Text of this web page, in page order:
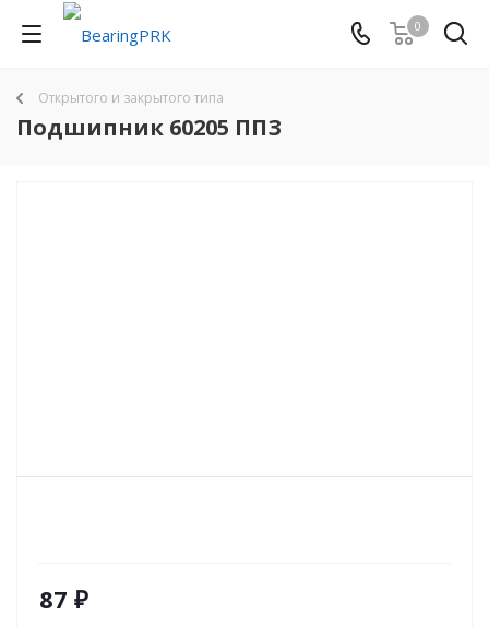
0
Открытого и закрытого типа
Подшипник 60205 ППЗ
87 ₽